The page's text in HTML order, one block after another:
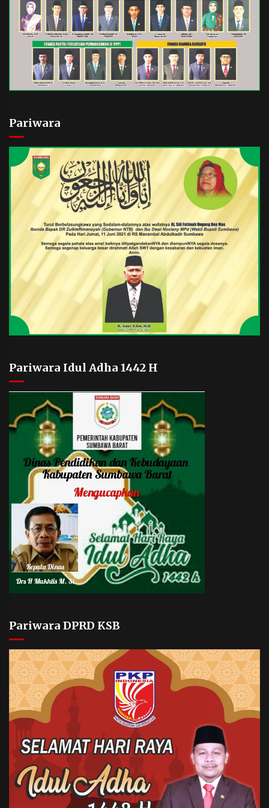
Pariwara
Pariwara Idul Adha 1442 H
Pariwara DPRD KSB